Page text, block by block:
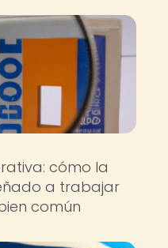
cómo la
a trabajar
común